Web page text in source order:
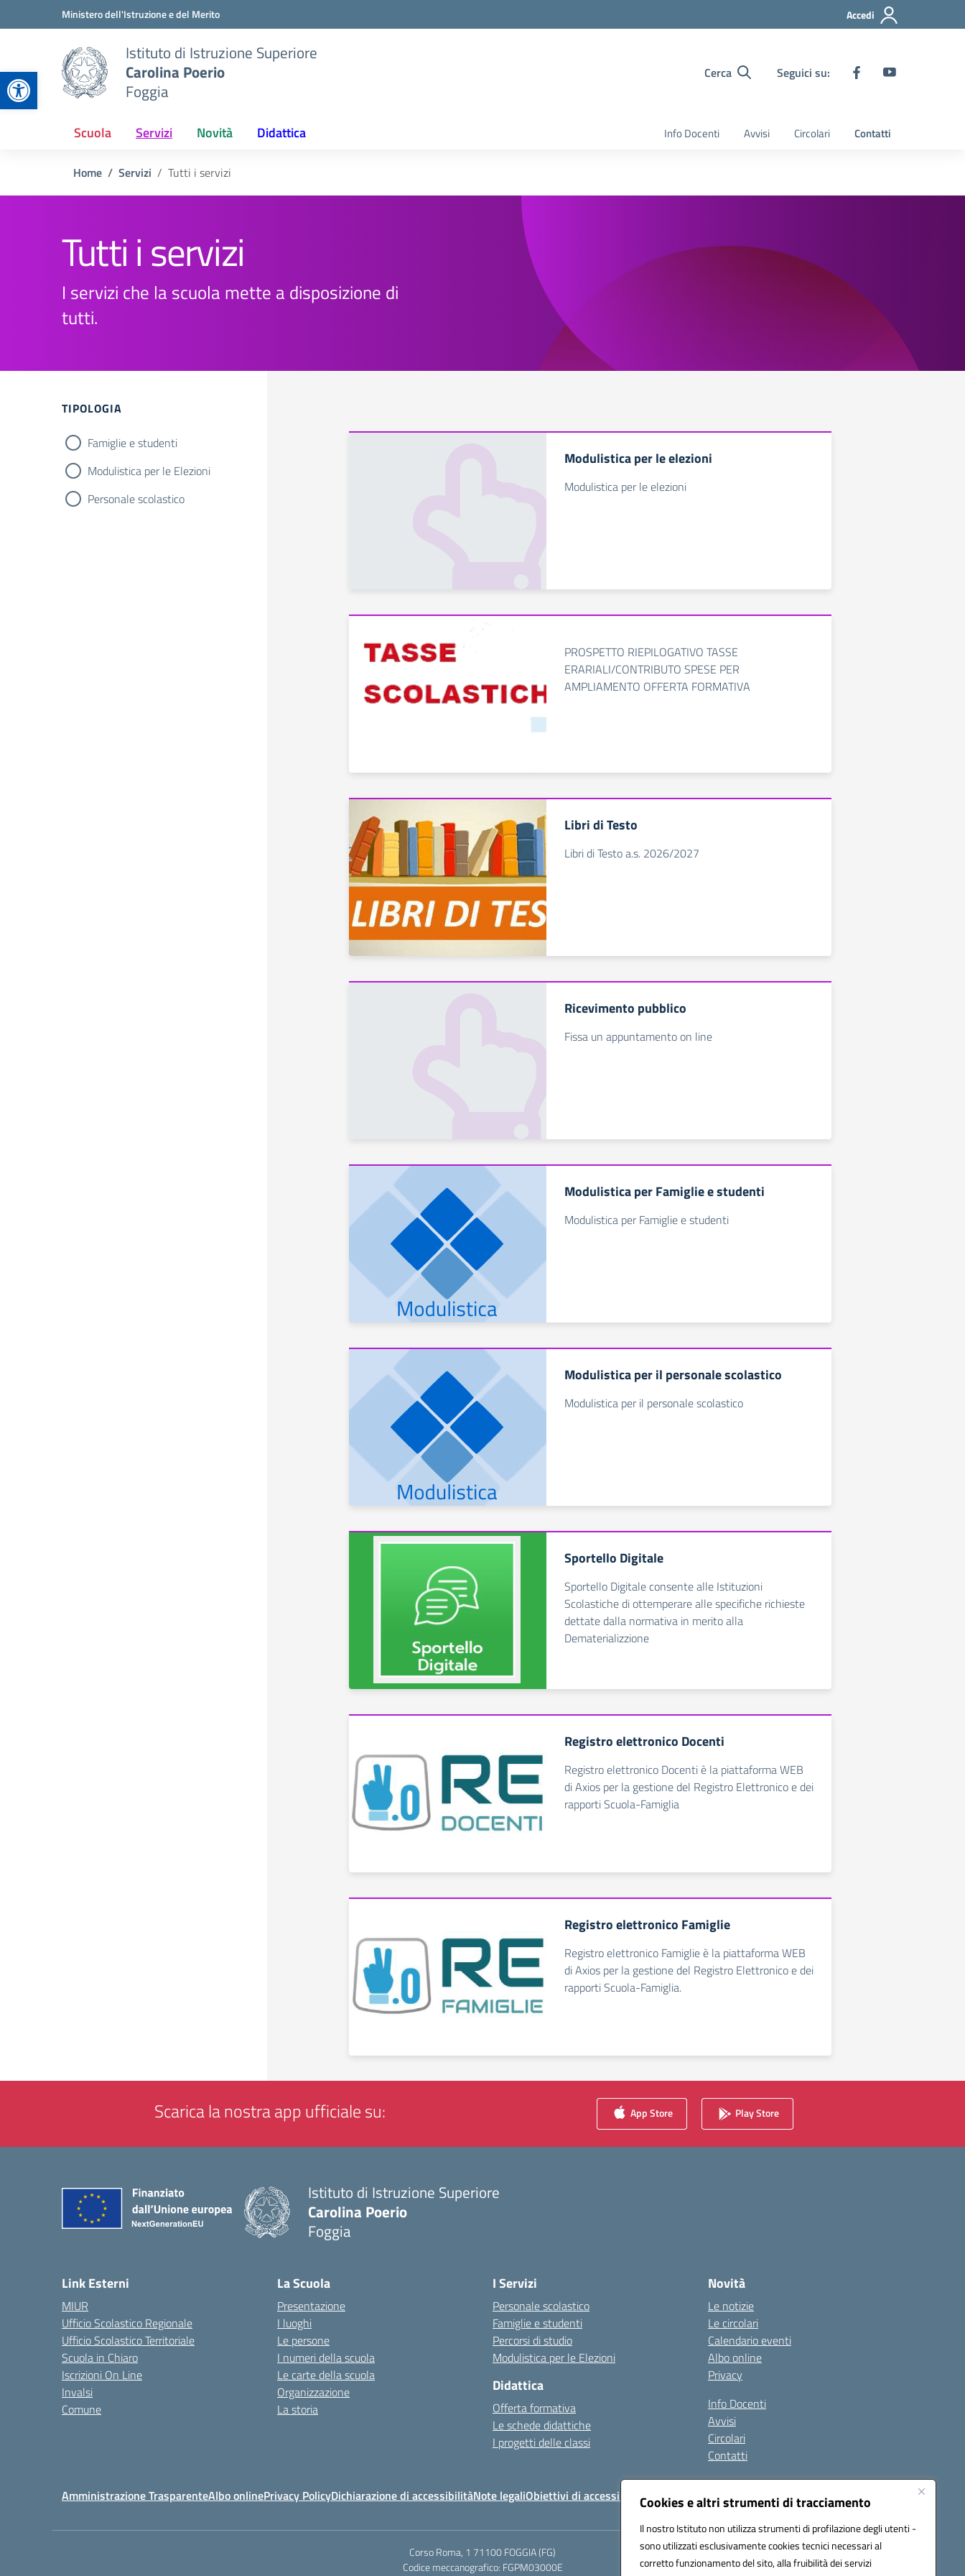
Apri la barra degli strumenti
Cookies e altri strumenti di tracciamento
Il nostro Istituto non utilizza strumenti di profilazione degli utenti -
sono utilizzati esclusivamente cookies tecnici necessari al
corretto funzionamento del sito, alla fruibilità dei servizi
Vai ai contenuti
Vai al menu di navigazioneMinistero dell'Istruzione e del Merito Accedi
Istituto di Istruzione Superiore
Carolina Poerio
Foggia
Cerca Seguici su:
Scuola Servizi Novità Didattica Info Docenti Avvisi Circolari Contatti
Home Servizi Tutti i servizi
Tutti i servizi
I servizi che la scuola mette a disposizione di
tutti.
Filtri
TIPOLOGIA
Famiglie e studenti
Modulistica per le Elezioni
Personale scolastico
Modulistica per le elezioni
Modulistica per le elezioni
PROSPETTO RIEPILOGATIVO TASSE
ERARIALI/CONTRIBUTO SPESE PER
AMPLIAMENTO OFFERTA FORMATIVA
Libri di Testo
Libri di Testo a.s. 2026/2027
Ricevimento pubblico
Fissa un appuntamento on line
Modulistica per Famiglie e studenti
Modulistica per Famiglie e studenti
Modulistica per il personale scolastico
Modulistica per il personale scolastico
Sportello Digitale
Sportello Digitale consente alle Istituzioni
Scolastiche di ottemperare alle specifiche richieste
dettate dalla normativa in merito alla
Dematerializzione
Registro elettronico Docenti
Registro elettronico Docenti è la piattaforma WEB
di Axios per la gestione del Registro Elettronico e dei
rapporti Scuola-Famiglia
Registro elettronico Famiglie
Registro elettronico Famiglie è la piattaforma WEB
di Axios per la gestione del Registro Elettronico e dei
rapporti Scuola-Famiglia.
Scarica la nostra app ufficiale su: App Store Play Store
Istituto di Istruzione Superiore
Carolina Poerio
Foggia
Link Esterni
MIUR
Ufficio Scolastico Regionale
Ufficio Scolastico Territoriale
Scuola in Chiaro
Iscrizioni On Line
Invalsi
Comune
La Scuola
Presentazione
I luoghi
Le persone
I numeri della scuola
Le carte della scuola
Organizzazione
La storia
I Servizi
Personale scolastico
Famiglie e studenti
Percorsi di studio
Modulistica per le Elezioni
Didattica
Offerta formativa
Le schede didattiche
I progetti delle classi
Novità
Le notizie
Le circolari
Calendario eventi
Albo online
Privacy
Info Docenti
Avvisi
Circolari
Contatti
Amministrazione TrasparenteAlbo onlinePrivacy PolicyDichiarazione di accessibilitàNote legaliObiettivi di accessibilità Seguici su:
Corso Roma, 1 71100 FOGGIA (FG)
Codice meccanografico: FGPM03000E